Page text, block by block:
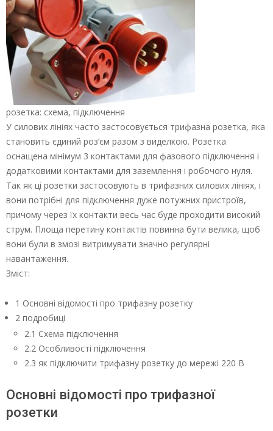
розетка: схема, підключення
У силових лініях часто застосовується трифазна розетка, яка
становить єдиний роз’єм разом з виделкою. Розетка
оснащена мінімум 3 контактами для фазового підключення і
додатковими контактами для заземлення і робочого нуля.
Так як ці розетки застосовують в трифазних силових лініях, і
вони потрібні для підключення дуже потужних пристроїв,
причому через їх контакти весь час буде проходити високий
струм. Площа перетину контактів повинна бути велика, щоб
вони були в змозі витримувати значно регулярні
навантаження.
Зміст:
1 Основні відомості про трифазну розетку
2 подробиці
2.1 Схема підключення
2.2 Особливості підключення
2.3 як підключити трифазну розетку до мережі 220 В
Основні відомості про трифазної
розетки